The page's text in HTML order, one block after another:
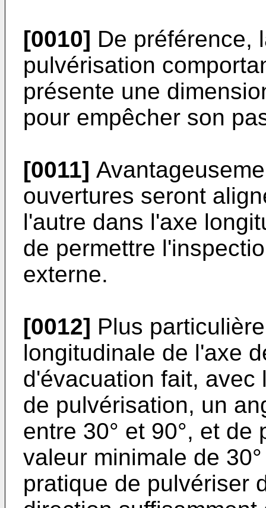
[0010] De préférence,
pulvérisation
présente une
pour empêcher son
[0011]
ouvertures seront
l'autre dans l'axe
de permettre
externe.
[0012] Plus
longitudinale de l'axe
d'évacuation fait, avec
de pulvérisation, un
entre 30° et 90°, et de
valeur minimale de
pratique de pulvériser